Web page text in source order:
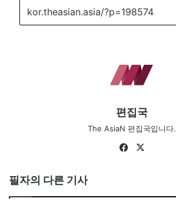
편집국
The AsiaN 편집국입니다.
Fa
필자의 다른 기사